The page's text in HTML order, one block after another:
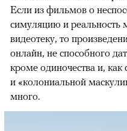
Если из фильмов о
симуляцию и реальность
видеотеку, то
онлайн, не способного
кроме одиночества и,
и «колониальной
много.